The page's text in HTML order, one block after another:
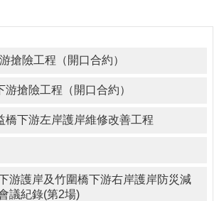
搶險工程（開口合約）
搶險工程（開口合約）
橋下游左岸護岸維修改善工程
游護岸及竹圍橋下游右岸護岸防災減
議紀錄(第2場)